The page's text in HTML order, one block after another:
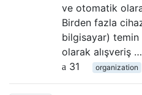
ve otomatik
Birden fazla
bilgisayar)
olarak alışveriş …
31
organization